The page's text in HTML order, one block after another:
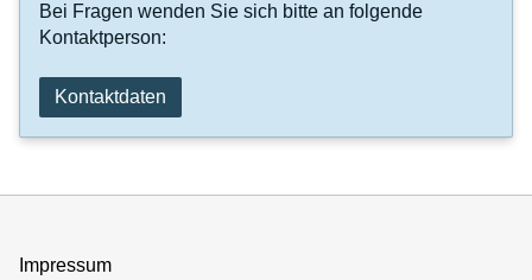
Bei Fragen wenden Sie sich bitte an folgende
Kontaktperson:
Kontaktdaten
Impressum